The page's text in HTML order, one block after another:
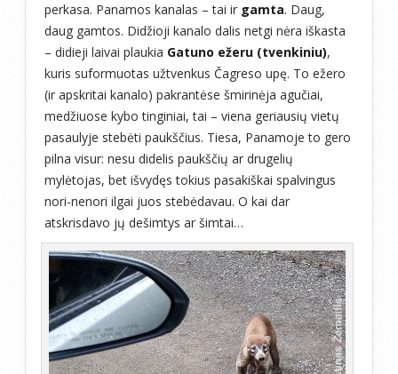
perkasa. Panamos kanalas – tai ir gamta. Daug,
daug gamtos. Didžioji kanalo dalis netgi nėra iškasta
– didieji laivai plaukia Gatuno ežeru (tvenkiniu),
kuris suformuotas užtvenkus Čagreso upę. To ežero
(ir apskritai kanalo) pakrantėse šmirinėja agučiai,
medžiuose kybo tinginiai, tai – viena geriausių vietų
pasaulyje stebėti paukščius. Tiesa, Panamoje to gero
pilna visur: nesu didelis paukščių ar drugelių
mylėtojas, bet išvydęs tokius pasakiškai spalvingus
nori-nenori ilgai juos stebėdavau. O kai dar
atskrisdavo jų dešimtys ar šimtai…